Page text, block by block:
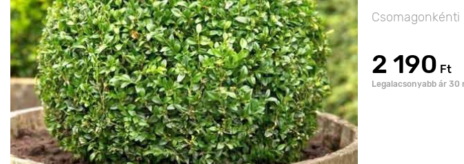
2 190 Ft
Legalacsonyabb ár 30